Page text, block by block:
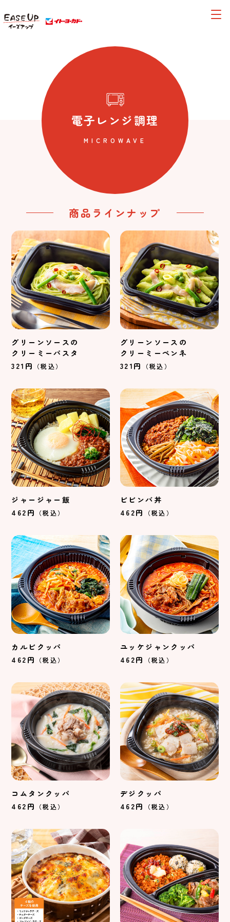
電子レンジ調理
MICROWAVE
商品ラインナップ
グリーンソースの
クリーミーパスタ
321円
（税込）
グリーンソースの
クリーミーペンネ
321円
（税込）
ジャージャー飯
462円
（税込）
ビビンバ丼
462円
（税込）
カルビクッパ
462円
（税込）
ユッケジャンクッパ
462円
（税込）
コムタンクッパ
462円
（税込）
デジクッパ
462円
（税込）